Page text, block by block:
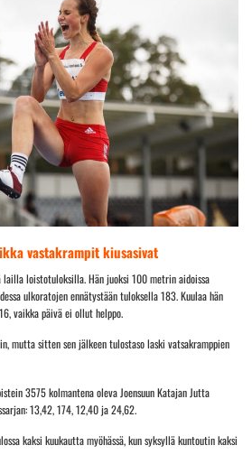
vastakrampit kiusasivat
loistotuloksilla. Hän juoksi 100 metrin aidoissa
ulkoratojen ennätystään tuloksella 183. Kuulaa hän
vaikka päivä ei ollut helppo.
mutta sitten sen jälkeen tulostaso laski vatsakramppien
3575 kolmantena oleva Joensuun Katajan Jutta
13,42, 174, 12,40 ja 24,62.
kaksi kuukautta myöhässä, kun syksyllä kuntoutin kaksi